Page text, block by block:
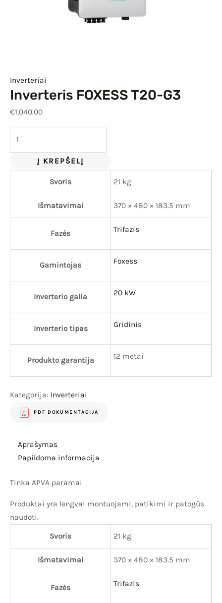
Inverteriai
Inverteris FOXESS T20-G3
€1,040.00
Į KREPŠELĮ
Svoris 21 kg
Išmatavimai 370 × 480 × 183.5 mm
Fazės Trifazis
Gamintojas Foxess
Inverterio galia 20 kW
Inverterio tipas Gridinis
Produkto garantija 12 metai
Kategorija: Inverteriai
PDF DOKUMENTACIJA
Aprašymas
Papildoma informacija
Tinka APVA paramai
Produktai yra lengvai montuojami, patikimi ir patogūs
naudoti.
Svoris 21 kg
Išmatavimai 370 × 480 × 183.5 mm
Fazės Trifazis